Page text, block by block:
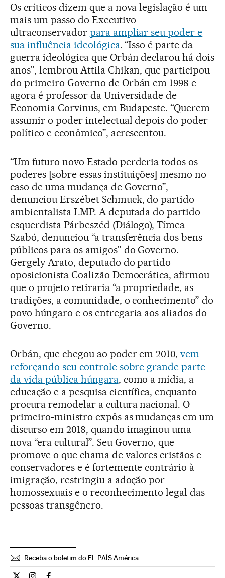
Os críticos dizem que a nova legislação é um
mais um passo do Executivo
ultraconservador para ampliar seu poder e
sua influência ideológica. “Isso é parte da
guerra ideológica que Orbán declarou há dois
anos”, lembrou Attila Chikan, que participou
do primeiro Governo de Orbán em 1998 e
agora é professor da Universidade de
Economia Corvinus, em Budapeste. “Querem
assumir o poder intelectual depois do poder
político e econômico”, acrescentou.
“Um futuro novo Estado perderia todos os
poderes [sobre essas instituições] mesmo no
caso de uma mudança de Governo”,
denunciou Erszébet Schmuck, do partido
ambientalista LMP. A deputada do partido
esquerdista Párbeszéd (Diálogo), Tímea
Szabó, denunciou “a transferência dos bens
públicos para os amigos” do Governo.
Gergely Arato, deputado do partido
oposicionista Coalizão Democrática, afirmou
que o projeto retiraria “a propriedade, as
tradições, a comunidade, o conhecimento” do
povo húngaro e os entregaria aos aliados do
Governo.
Orbán, que chegou ao poder em 2010, vem
reforçando seu controle sobre grande parte
da vida pública húngara, como a mídia, a
educação e a pesquisa científica, enquanto
procura remodelar a cultura nacional. O
primeiro-ministro expôs as mudanças em um
discurso em 2018, quando imaginou uma
nova “era cultural”. Seu Governo, que
promove o que chama de valores cristãos e
conservadores e é fortemente contrário à
imigração, restringiu a adoção por
homossexuais e o reconhecimento legal das
pessoas transgênero.
Receba o boletim do EL PAÍS América